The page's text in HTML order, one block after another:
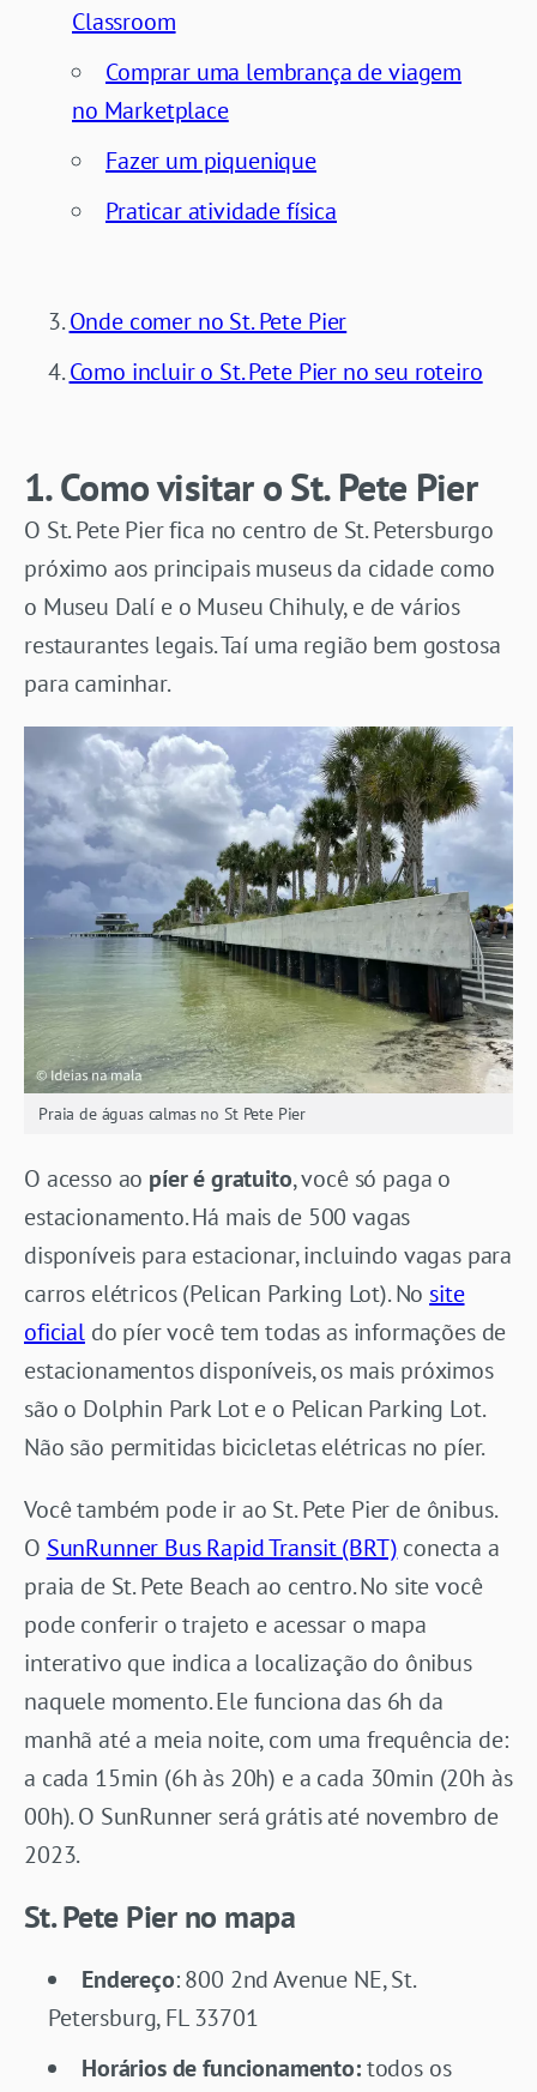
Classroom
Comprar uma lembrança de viagem
no Marketplace
Fazer um piquenique
Praticar atividade física
Onde comer no St. Pete Pier
Como incluir o St. Pete Pier no seu roteiro
1. Como visitar o St. Pete Pier
O St. Pete Pier fica no centro de St. Petersburgo
próximo aos principais museus da cidade como
o Museu Dalí e o Museu Chihuly, e de vários
restaurantes legais. Taí uma região bem gostosa
para caminhar.
Praia de águas calmas no St Pete Pier
O acesso ao píer é gratuito, você só paga o
estacionamento. Há mais de 500 vagas
disponíveis para estacionar, incluindo vagas para
carros elétricos (Pelican Parking Lot). No site
oficialdo píer você tem todas as informações de
estacionamentos disponíveis, os mais próximos
são o Dolphin Park Lot e o Pelican Parking Lot.
Não são permitidas bicicletas elétricas no píer.
Você também pode ir ao St. Pete Pier de ônibus.
O SunRunner Bus Rapid Transit (BRT) conecta a
praia de St. Pete Beach ao centro. No site você
pode conferir o trajeto e acessar o mapa
interativo que indica a localização do ônibus
naquele momento. Ele funciona das 6h da
manhã até a meia noite, com uma frequência de:
a cada 15min (6h às 20h) e a cada 30min (20h às
00h). O SunRunner será grátis até novembro de
2023.
St. Pete Pier no mapa
Endereço: 800 2nd Avenue NE, St.
Petersburg, FL 33701
Horários de funcionamento:todos os